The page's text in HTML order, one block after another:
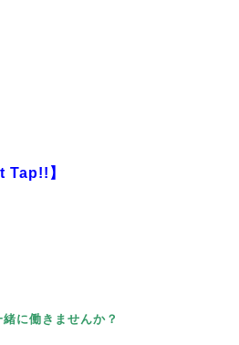
Tap!!】
に働きませんか？